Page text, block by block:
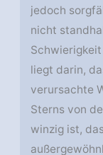
jedoch
nicht
liegt darin,
verursachte
Sterns von
winzig ist,